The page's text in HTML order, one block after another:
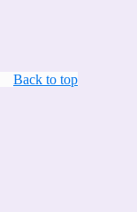
Back to top